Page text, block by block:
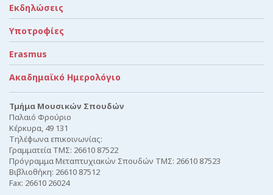
Εκδηλώσεις
Υποτροφίες
Erasmus
Ακαδημαϊκό Ημερολόγιο
Τμήμα Μουσικών Σπουδών
Παλαιό Φρούριο
Κέρκυρα, 49 131
Τηλέφωνα επικοινωνίας:
Γραμματεία ΤΜΣ: 26610 87522
Πρόγραμμα Μεταπτυχιακών Σπουδών ΤΜΣ: 26610 87523
Βιβλιοθήκη: 26610 87512
Fax: 26610 26024